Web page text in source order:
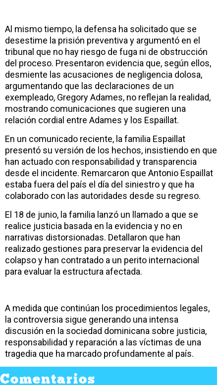
Al mismo tiempo, la defensa ha solicitado que se
desestime la prisión preventiva y argumentó en el
tribunal que no hay riesgo de fuga ni de obstrucción
del proceso. Presentaron evidencia que, según ellos,
desmiente las acusaciones de negligencia dolosa,
argumentando que las declaraciones de un
exempleado, Gregory Adames, no reflejan la realidad,
mostrando comunicaciones que sugieren una
relación cordial entre Adames y los Espaillat.
En un comunicado reciente, la familia Espaillat
presentó su versión de los hechos, insistiendo en que
han actuado con responsabilidad y transparencia
desde el incidente. Remarcaron que Antonio Espaillat
estaba fuera del país el día del siniestro y que ha
colaborado con las autoridades desde su regreso.
El 18 de junio, la familia lanzó un llamado a que se
realice justicia basada en la evidencia y no en
narrativas distorsionadas. Detallaron que han
realizado gestiones para preservar la evidencia del
colapso y han contratado a un perito internacional
para evaluar la estructura afectada.
A medida que continúan los procedimientos legales,
la controversia sigue generando una intensa
discusión en la sociedad dominicana sobre justicia,
responsabilidad y reparación a las víctimas de una
tragedia que ha marcado profundamente al país.
Comentarios